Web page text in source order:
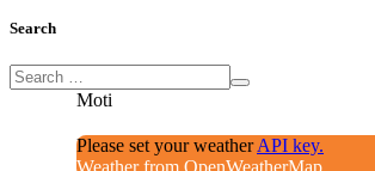
Search
Moti
Please set your weatherAPI key.
Weather from OpenWeatherMap